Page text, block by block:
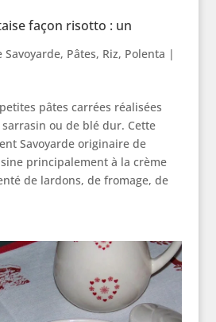
façon risotto : un
Savoyarde, Pâtes, Riz, Polenta |
pâtes carrées réalisées
ou de blé dur. Cette
Savoyarde originaire de
principalement à la crème
de lardons, de fromage, de